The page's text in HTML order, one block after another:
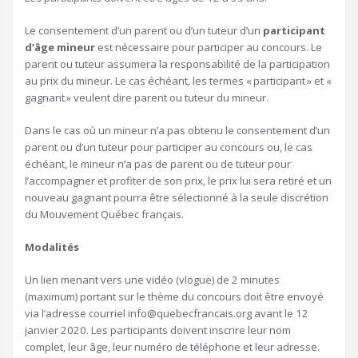
Le consentement d’un parent ou d’un tuteur d’un participant
d’âge mineur est nécessaire pour participer au concours. Le
parent ou tuteur assumera la responsabilité de la participation
au prix du mineur. Le cas échéant, les termes « participant » et «
gagnant » veulent dire parent ou tuteur du mineur.
Dans le cas où un mineur n’a pas obtenu le consentement d’un
parent ou d’un tuteur pour participer au concours ou, le cas
échéant, le mineur n’a pas de parent ou de tuteur pour
l’accompagner et profiter de son prix, le prix lui sera retiré et un
nouveau gagnant pourra être sélectionné à la seule discrétion
du Mouvement Québec français.
Modalités
Un lien menant vers une vidéo (vlogue) de 2 minutes
(maximum) portant sur le thème du concours doit être envoyé
via l’adresse courriel info@quebecfrancais.org avant le 12
janvier 2020. Les participants doivent inscrire leur nom
complet, leur âge, leur numéro de téléphone et leur adresse.